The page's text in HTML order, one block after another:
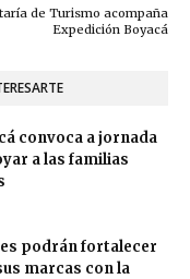
de Turismo acompaña
Expedición Boyacá
convoca a jornada
a las familias
podrán fortalecer
marcas con la